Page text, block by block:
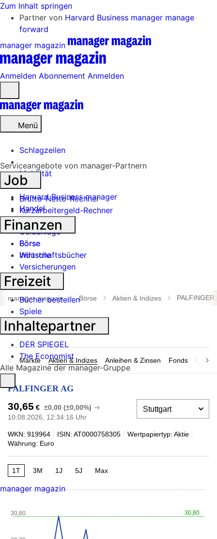
Zum Inhalt springen
Partner von Harvard Business manager manage
forward
manager magazin
Anmelden Abonnement Anmelden
öffnen
Menü
Schlagzeilen
Mobilität
Tech
Harvard Business manager
Handel
Banken
Geldanlage
Börse
Industrie
Suche
öffnen
manager magazin Börse Aktien & Indizes PALFINGER
Märkte Aktien & Indizes Anleihen & Zinsen Fonds
PALFINGER AG
30,65 € ±0,00 (±0,00%)
10.08.2026, 12:34:16 Uhr
WKN: 919964 ISIN: AT0000758305
Wertpapiertyp: Aktie
Währung: Euro
1T 3M 1J 5J Max
30,80
30,80
Serviceangebote von manager-Partnern
Job
Brutto-Netto-Rechner
Kurzarbeitergeld-Rechner
Finanzen
Börse
Wirtschaftsbücher
Versicherungen
Freizeit
Bücher bestellen
Spiele
Inhaltepartner
DER SPIEGEL
The Economist
Alle Magazine der manager-Gruppe
manager magazin